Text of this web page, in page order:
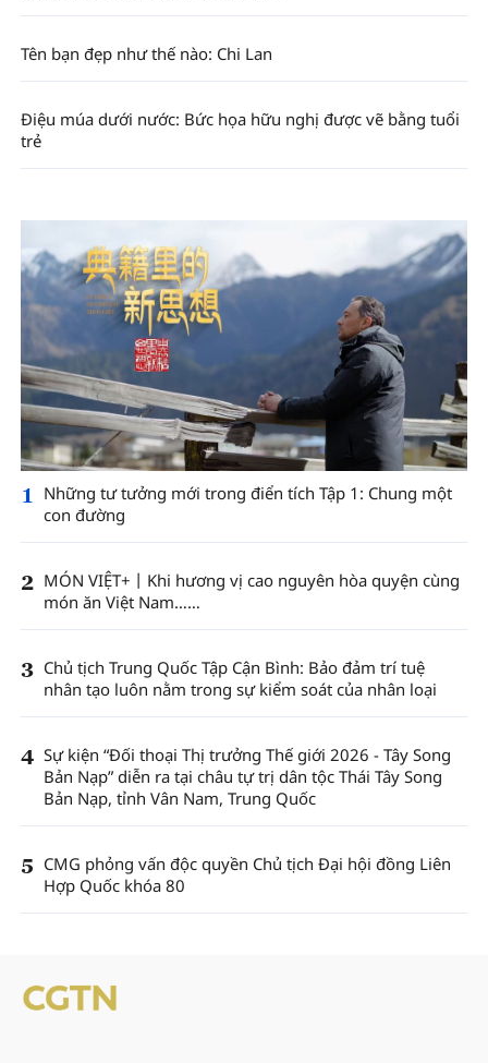
Tên bạn đẹp như thế nào: Chi Lan
Điệu múa dưới nước: Bức họa hữu nghị được vẽ bằng tuổi
trẻ
1
Những tư tưởng mới trong điển tích Tập 1: Chung một
con đường
2 MÓN VIỆT+丨Khi hương vị cao nguyên hòa quyện cùng
món ăn Việt Nam……
3 Chủ tịch Trung Quốc Tập Cận Bình: Bảo đảm trí tuệ
nhân tạo luôn nằm trong sự kiểm soát của nhân loại
4 Sự kiện “Đối thoại Thị trưởng Thế giới 2026 - Tây Song
Bản Nạp” diễn ra tại châu tự trị dân tộc Thái Tây Song
Bản Nạp, tỉnh Vân Nam, Trung Quốc
5 CMG phỏng vấn độc quyền Chủ tịch Đại hội đồng Liên
Hợp Quốc khóa 80